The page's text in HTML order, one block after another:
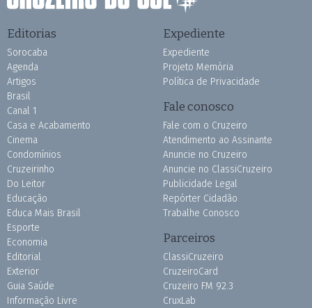
Editorias
Sorocaba
Agenda
Artigos
Brasil
Canal 1
Casa e Acabamento
Cinema
Condomínios
Cruzeirinho
Do Leitor
Educação
Educa Mais Brasil
Esporte
Economia
Editorial
Exterior
Guia Saúde
Informação Livre
Expediente
Expediente
Projeto Memória
Política de Privacidade
Fale conosco
Fale com o Cruzeiro
Atendimento ao Assinante
Anuncie no Cruzeiro
Anuncie no ClassiCruzeiro
Publicidade Legal
Repórter Cidadão
Trabalhe Conosco
Parceiros
ClassiCruzeiro
CruzeiroCard
Cruzeiro FM 92.3
CruxLab